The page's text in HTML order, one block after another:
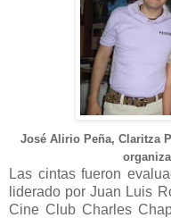
José Alirio Peña, Claritza
Las cintas fueron
liderado por Juan Luis
Cine Club Charles